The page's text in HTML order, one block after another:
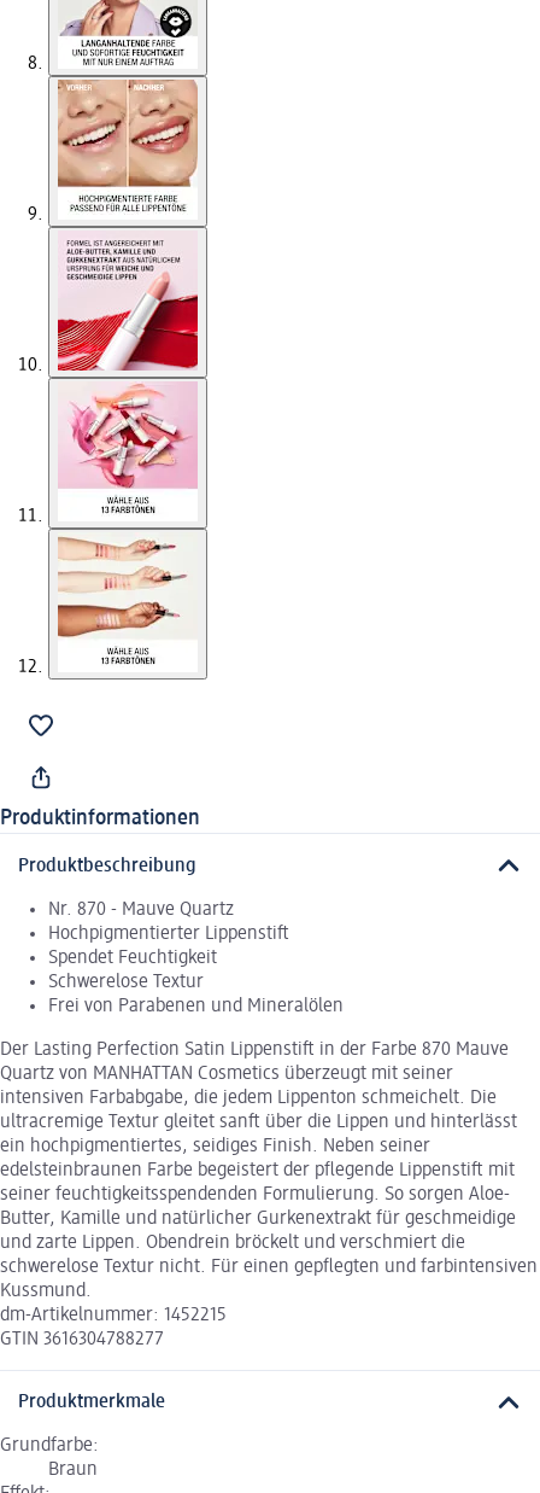
Produktinformationen
Produktbeschreibung
Nr. 870 - Mauve Quartz
Hochpigmentierter Lippenstift
Spendet Feuchtigkeit
Schwerelose Textur
Frei von Parabenen und Mineralölen
Der Lasting Perfection Satin Lippenstift in der Farbe 870 Mauve
Quartz von MANHATTAN Cosmetics überzeugt mit seiner
intensiven Farbabgabe, die jedem Lippenton schmeichelt. Die
ultracremige Textur gleitet sanft über die Lippen und hinterlässt
ein hochpigmentiertes, seidiges Finish. Neben seiner
edelsteinbraunen Farbe begeistert der pflegende Lippenstift mit
seiner feuchtigkeitsspendenden Formulierung. So sorgen Aloe-
Butter, Kamille und natürlicher Gurkenextrakt für geschmeidige
und zarte Lippen. Obendrein bröckelt und verschmiert die
schwerelose Textur nicht. Für einen gepflegten und farbintensiven
Kussmund.
dm-Artikelnummer: 1452215
GTIN 3616304788277
Produktmerkmale
Grundfarbe:
Braun